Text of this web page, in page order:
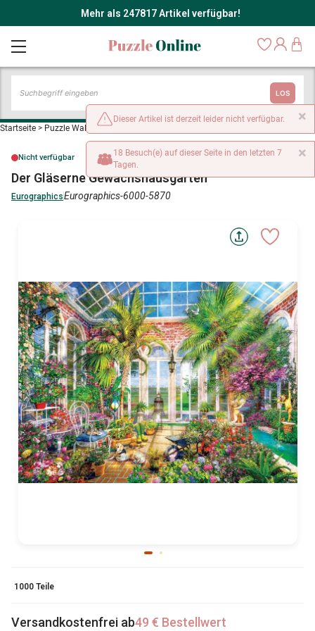
Mehr als 247817 Artikel verfügbar!
LOS
Startseite > Puzzle Wald, Blumen und Gärten
Nicht verfügbar
Der Gläserne Gewächshausgarten
EurographicsEurographics-6000-5870
1000 Teile
Versandkostenfrei ab49 € Bestellwert
×
Dieser Artikel ist derzeit leider nicht verfügbar.
×
18 Besuch(e) auf dieser Seite in den letzten 7
Tagen.